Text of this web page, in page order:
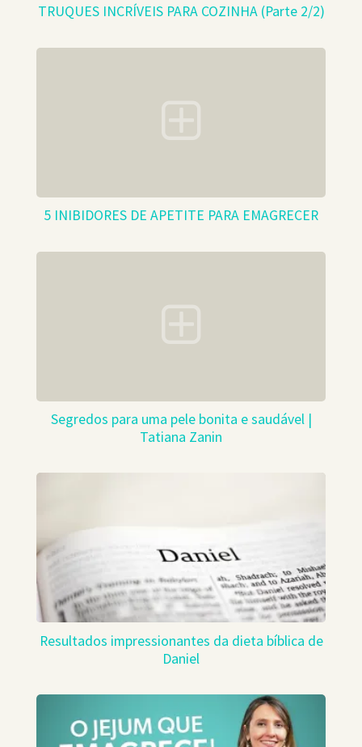
TRUQUES INCRÍVEIS PARA COZINHA (Parte 2/2)
5 INIBIDORES DE APETITE PARA EMAGRECER
Segredos para uma pele bonita e saudável |
Tatiana Zanin
Resultados impressionantes da dieta bíblica de
Daniel